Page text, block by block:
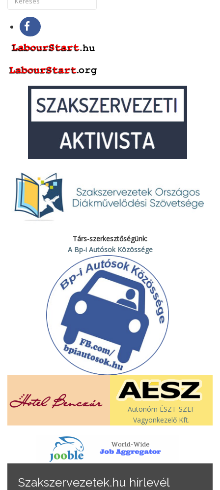
Társ-szerkesztőségünk:
A Bp-i Autósok Közössége
Autonóm ÉSZT-SZEF
Vagyonkezelő Kft.
Szakszervezetek.hu hírlevél